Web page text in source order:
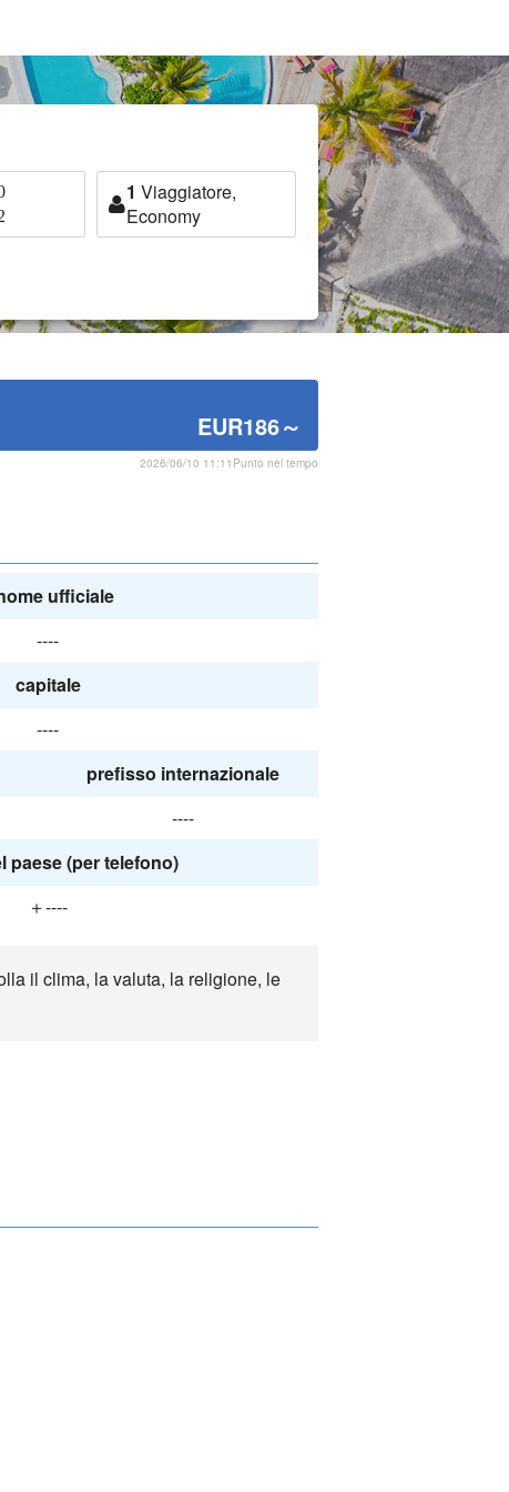
1 Viaggiatore,
Economy
EUR186～
2026/06/10 11:11Punto nel tempo
ufficiale
----
capitale
----
prefisso internazionale
----
paese (per telefono)
＋----
il clima, la valuta, la religione, le